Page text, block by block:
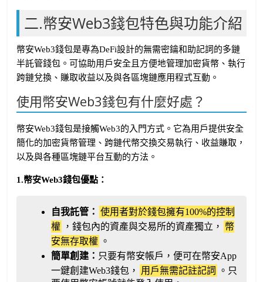
二.幣安Web3錢包特色與功能介紹
幣安Web3錢包是專為DeFi設計的無需密鑰和助記詞的多鏈
半託管錢包。可協助用戶安全且方便地管理加密貨幣、執行
跨鏈兌換、賺取收益以及與各區塊鏈應用程式互動。
使用幣安Web3錢包有什麼好處？
幣安Web3錢包是接觸Web3的入門方式。它為用戶提供安全
簡化的加密貨幣管理、跨鏈代幣交換交易執行、收益賺取，
以及與各種區塊鏈平台互動的方法。
1.幣安Web3錢包優點：
自我託管：
使用者對於錢包擁有100%的控制
權 ，錢包內的資產與交易所的資產獨立，
幣
安無存取權 。
簡單創建： 只要有幣安帳戶，便可在幣安App
一鍵創建Web3錢包，
用戶無需記註記詞
。只